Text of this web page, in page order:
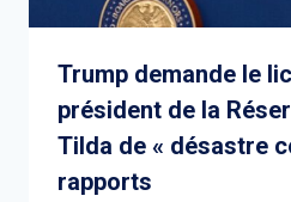
Trump demande le
président de la
Tilda de « désastre
rapports